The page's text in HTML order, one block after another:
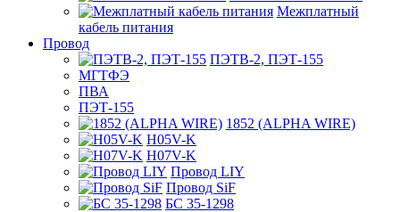
Межплатный
кабель питания
Провод
ПЭТВ-2, ПЭТ-155
МГТФЭ
ПВА
ПЭТ-155
1852 (ALPHA WIRE)
H05V-K
H07V-K
Провод LIY
Провод SiF
БС 35-1298